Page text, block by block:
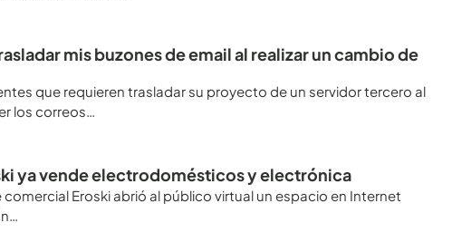
mis buzones de email al realizar un cambio de
que requieren trasladar su proyecto de un servidor tercero al
los correos…
ya vende electrodomésticos y electrónica
Eroski abrió al público virtual un espacio en Internet